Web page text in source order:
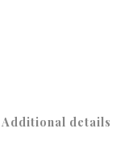
Additional details